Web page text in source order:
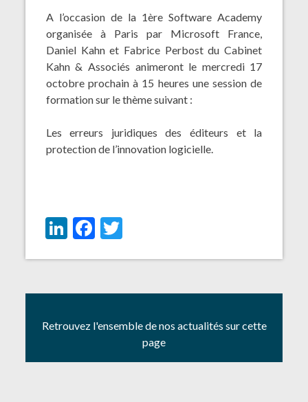
A l’occasion de la 1ère Software Academy
organisée à Paris par Microsoft France,
Daniel Kahn et Fabrice Perbost du Cabinet
Kahn & Associés animeront le mercredi 17
octobre prochain à 15 heures une session de
formation sur le thème suivant :
Les erreurs juridiques des éditeurs et la
protection de l’innovation logicielle.
LinkedIn
Facebook
Twitter
Retrouvez l'ensemble de nos actualités sur cette
page